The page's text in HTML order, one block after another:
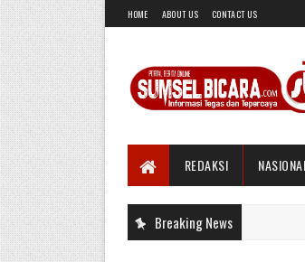
HOME ABOUT US CONTACT US
REDAKSI NASIONAL
Breaking News